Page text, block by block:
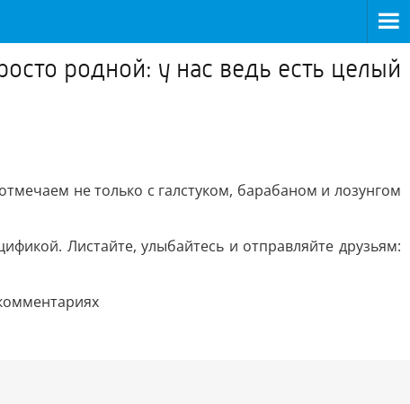
родной: у нас ведь есть целый
не только с галстуком, барабаном и лозунгом
Листайте, улыбайтесь и отправляйте друзьям: